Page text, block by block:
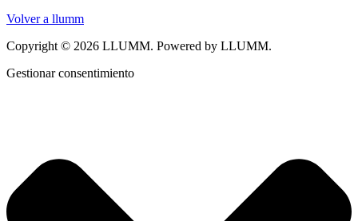
Volver a llumm
Copyright © 2026 LLUMM. Powered by LLUMM.
Gestionar consentimiento